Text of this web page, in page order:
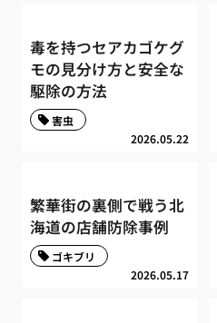
毒を持つセアカゴケグ
モの見分け方と安全な
駆除の方法
2026.05.22
害虫
繁華街の裏側で戦う北
海道の店舗防除事例
2026.05.17
ゴキブリ